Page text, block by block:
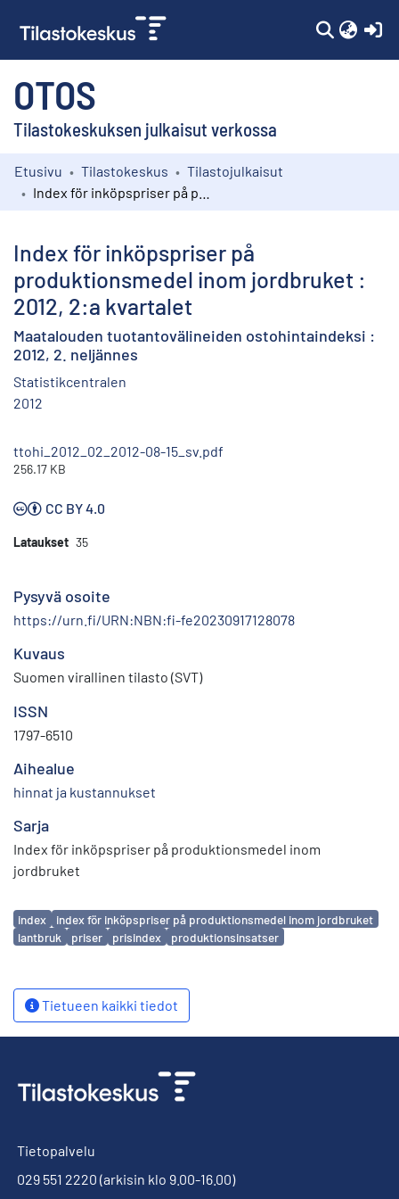
OTOS
Tilastokeskuksen julkaisut verkossa
Kokoelmat
Etusivu Tilastokeskus
Tilastojulkaisut
Index för inköpspriser på
produktionsmedel inom jordbruket :
2012, 2:a kvartalet
Maatalouden tuotantovälineiden ostohintaindeksi :
2012, 2. neljännes
Statistikcentralen
2012
ttohi_2012_02_2012-08-15_sv.pdf
256.17 KB
CC BY 4.0
Lataukset 35
Pysyvä osoite
https://urn.fi/URN:NBN:fi-fe20230917128078
Kuvaus
Suomen virallinen tilasto (SVT)
ISSN
1797-6510
Aihealue
hinnat ja kustannukset
Sarja
Index för inköpspriser på produktionsmedel inom
jordbruket
Avainsanat
index
index för inköpspriser på produktionsmedel inom jordbruket
lantbruk
priser prisindex produktionsinsatser
Tietueen kaikki tiedot
Tietopalvelu
029 551 2220 (arkisin klo 9.00-16.00)